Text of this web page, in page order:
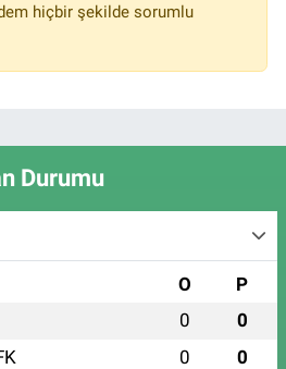
hiçbir şekilde sorumlu
Durumu
O P
0 0
0 0